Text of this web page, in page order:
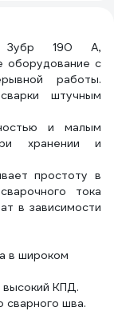
Зубр 190 А,
оборудование с
работы.
штучным
и малым
хранении и
простоту в
тока
в зависимости
в широком
высокий КПД.
сварного шва.